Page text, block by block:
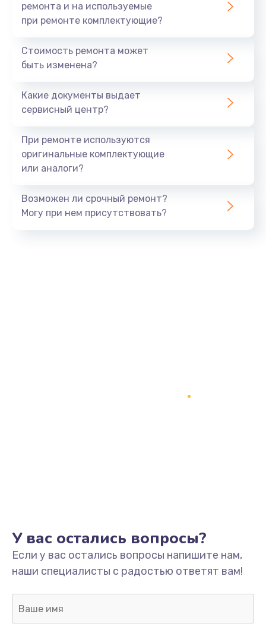
ремонта и на используемые
при ремонте комплектующие?
Стоимость ремонта может
быть изменена?
Какие документы выдает
сервисный центр?
При ремонте используются
оригинальные комплектующие
или аналоги?
Возможен ли срочный ремонт?
Могу при нем присутствовать?
У вас остались вопросы?
Если у вас остались вопросы напишите нам,
наши специалисты с радостью ответят вам!